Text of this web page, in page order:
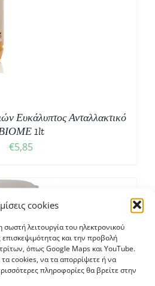
cookies
λειτουργία του ηλεκτρονικού
και την προβολή
όπως Google Maps και YouTube.
cookies, να τα απορρίψετε ή να
πληροφορίες θα βρείτε στην
Ευκάλυπτος Ανταλλακτικό
1lt
€5,85